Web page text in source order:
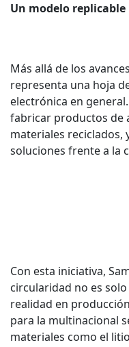
Un modelo
Más allá de los
representa una hoja
electrónica en
fabricar productos de
materiales reciclados,
soluciones frente a la
Con esta iniciativa,
circularidad no es
realidad en
para la multinacional
materiales como el